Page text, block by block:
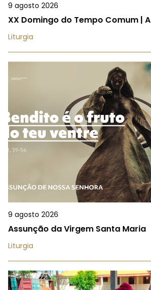
9 agosto 2026
XX Domingo do Tempo Comum | A
Liturgia
9 agosto 2026
Assunção da Virgem Santa Maria
Liturgia